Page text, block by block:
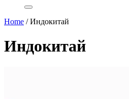
Home / Индокитай
Индокитай